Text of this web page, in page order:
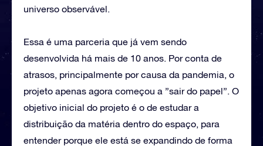
universo observável.
Essa é uma parceria que já vem sendo
desenvolvida há mais de 10 anos. Por conta de
atrasos, principalmente por causa da pandemia, o
projeto apenas agora começou a ”sair do papel”. O
objetivo inicial do projeto é o de estudar a
distribuição da matéria dentro do espaço, para
entender porque ele está se expandindo de forma